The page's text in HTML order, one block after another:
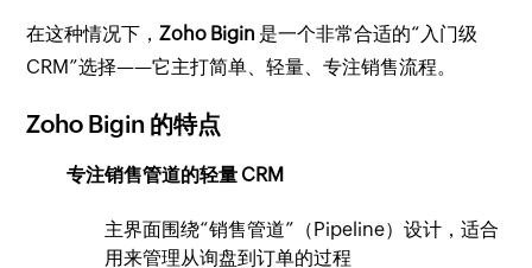
在这种情况下，Zoho Bigin 是一个非常合适的“入门级
CRM”选择——它主打简单、轻量、专注销售流程。
Zoho Bigin 的特点
专注销售管道的轻量 CRM
主界面围绕“销售管道”（Pipeline）设计，适合
用来管理从询盘到订单的过程